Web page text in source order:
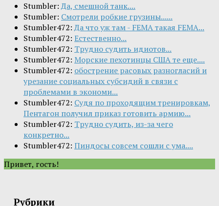
Stumbler:Да, смешной танк....
Stumbler: Смотрели робкие грузины......
Stumbler472:Да что уж там - FEMA такая FEMA...
Stumbler472: Естественно...
Stumbler472: Трудно судить идиотов...
Stumbler472: Морские пехотинцы США те еще....
Stumbler472: обострение расовых разногласий и
урезание социальных субсидий в связи с
проблемами в экономи...
Stumbler472: Судя по проходящим тренировкам,
Пентагон получил приказ готовить армию...
Stumbler472: Трудно судить, из-за чего
конкретно...
Stumbler472: Пиндосы совсем сошли с ума....
Привет, гость!
Рубрики